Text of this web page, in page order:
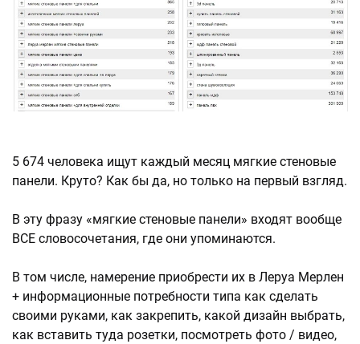
5 674 человека ищут каждый месяц мягкие стеновые
панели. Круто? Как бы да, но только на первый взгляд.
В эту фразу «мягкие стеновые панели» входят вообще
ВСЕ словосочетания, где они упоминаются.
В том числе, намерение приобрести их в Леруа Мерлен
+ информационные потребности типа как сделать
своими руками, как закрепить, какой дизайн выбрать,
как вставить туда розетки, посмотреть фото / видео,